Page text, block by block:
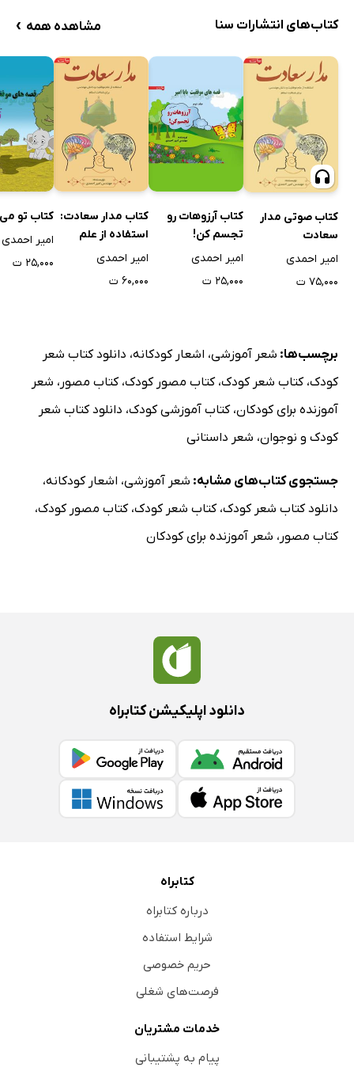
کتاب‌های انتشارات سنا مشاهده همه ›
کتاب صوتی مدار
سعادت
امیر احمدی
۷۵,۰۰۰ ت
کتاب آرزوهات رو
تجسم کن!
امیر احمدی
۲۵,۰۰۰ ت
کتاب مدار سعادت:
استفاده از علم
موفقیت و دانش
شناخت اسلام
امیر احمدی
۶۰,۰۰۰ ت
کتاب تو
امیر احمدی
۲۵,۰۰۰ ت
برچسب‌ها: شعر آموزشی، اشعار کودکانه، دانلود کتاب شعر
کودک،کتاب شعر کودک،کتاب مصور کودک،کتاب مصور ، شعر
آموزنده برای کودکان،کتاب آموزشی کودک، دانلود کتاب شعر
کودک و نوجوان، شعر داستانی
جستجوی کتاب‌های مشابه: شعر آموزشی، اشعار کودکانه،
دانلود کتاب شعر کودک،کتاب شعر کودک،کتاب مصور کودک،
کتاب مصور ، شعر آموزنده برای کودکان
دانلود اپلیکیشن کتابراه
کتابراه
درباره کتابراه
شرایط استفاده
حریم خصوصی
فرصت‌های شغلی
خدمات مشتریان
پیام به پشتیبانی